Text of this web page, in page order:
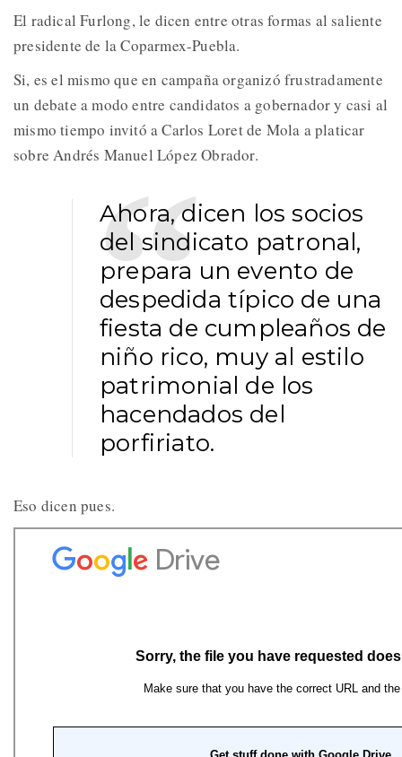
El radical Furlong, le dicen entre otras formas al saliente
presidente de la Coparmex-Puebla.
Si, es el mismo que en campaña organizó frustradamente
un debate a modo entre candidatos a gobernador y casi al
mismo tiempo invitó a Carlos Loret de Mola a platicar
sobre Andrés Manuel López Obrador.
Ahora, dicen los socios
del sindicato patronal,
prepara un evento de
despedida típico de una
fiesta de cumpleaños de
niño rico, muy al estilo
patrimonial de los
hacendados del
porfiriato.
Eso dicen pues.